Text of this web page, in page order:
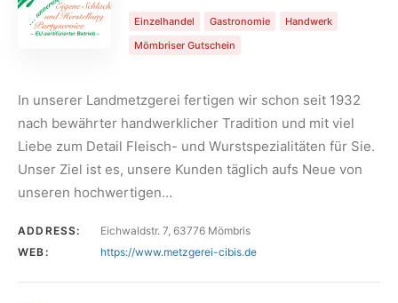
Einzelhandel Gastronomie
Handwerk
Mömbriser Gutschein
In unserer Landmetzgerei fertigen wir schon seit 1932
nach bewährter handwerklicher Tradition und mit viel
Liebe zum Detail Fleisch- und Wurstspezialitäten für Sie.
Unser Ziel ist es, unsere Kunden täglich aufs Neue von
unseren hochwertigen…
ADDRESS:
Eichwaldstr. 7, 63776 Mömbris
WEB:
https://www.metzgerei-cibis.de